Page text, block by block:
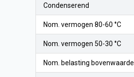
Condenserend
Nom. vermogen 80-60 °C
Nom. vermogen 50-30 °C
Nom. belasting bovenwaarde